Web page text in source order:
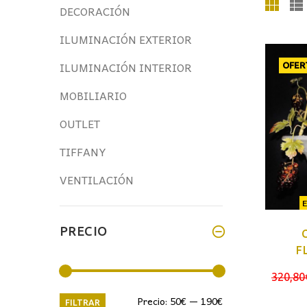
DECORACIÓN
ILUMINACIÓN EXTERIOR
ILUMINACIÓN INTERIOR
MOBILIARIO
OUTLET
TIFFANY
VENTILACIÓN
PRECIO
Precio
Precio
FILTRAR Precio: 50€ — 190€
320,80